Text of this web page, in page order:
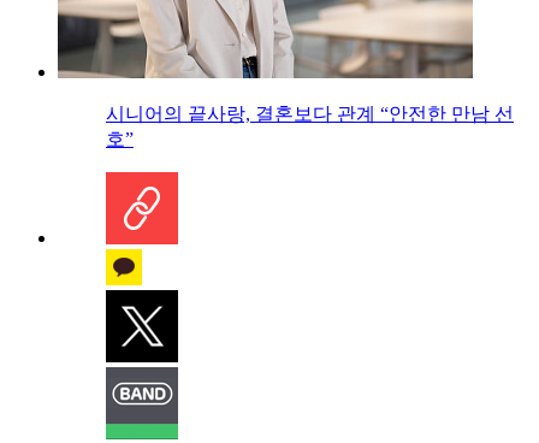
시니어의 끝사랑, 결혼보다 관계 “안전한 만남 선
호”